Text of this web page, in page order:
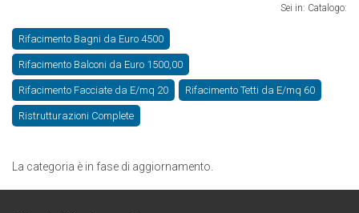
Sei in: Catalogo:
Rifacimento Bagni da Euro 4500
Rifacimento Balconi da Euro 1500,00
Rifacimento Facciate da E/mq 20 Rifacimento Tetti da E/mq 60
Ristrutturazioni Complete
La categoria è in fase di aggiornamento.